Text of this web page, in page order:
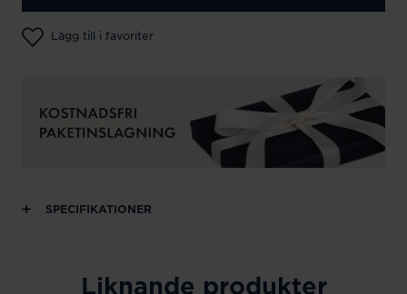
Lägg till i favoriter
SPECIFIKATIONER
Liknande produkter